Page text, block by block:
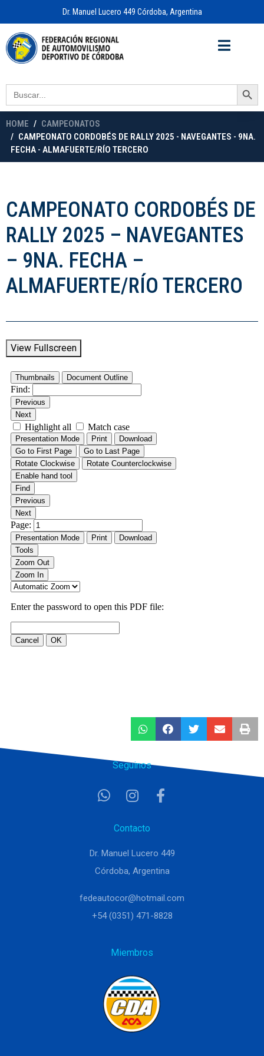
Dr. Manuel Lucero 449 Córdoba, Argentina
Search
for:
Search Button
HOME
CAMPEONATOS
CAMPEONATO CORDOBÉS DE RALLY 2025 - NAVEGANTES - 9NA.
FECHA - ALMAFUERTE/RÍO TERCERO
CAMPEONATO CORDOBÉS DE
RALLY 2025 – NAVEGANTES
– 9NA. FECHA –
ALMAFUERTE/RÍO TERCERO
View Fullscreen
Seguinos
Contacto
Dr. Manuel Lucero 449
Córdoba, Argentina
fedeautocor@hotmail.com
+54 (0351) 471-8828
Miembros